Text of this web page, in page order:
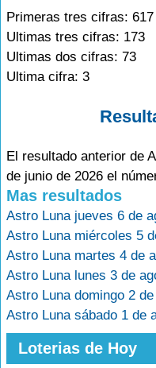
Primeras tres cifras: 617
Ultimas tres cifras: 173
Ultimas dos cifras: 73
Ultima cifra: 3
El resultado anterior de
de junio de 2026 el
Mas resultados
Astro Luna jueves 6 de
Astro Luna miércoles 5
Astro Luna martes 4 de
Astro Luna lunes 3 de
Astro Luna domingo 2
Astro Luna sábado 1 de
Loterias de Hoy